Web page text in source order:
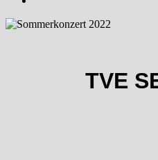
TVE